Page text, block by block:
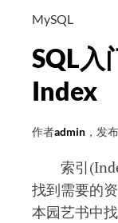
MySQL
SQL入
Index
作者admin ，发
索引
找到需要的
本园艺书中